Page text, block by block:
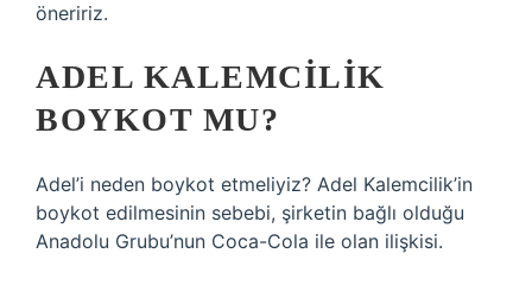
öneririz.
ADEL KALEMCILIK
BOYKOT MU?
Adel’i neden boykot etmeliyiz? Adel Kalemcilik’in
boykot edilmesinin sebebi, şirketin bağlı olduğu
Anadolu Grubu’nun Coca-Cola ile olan ilişkisi.